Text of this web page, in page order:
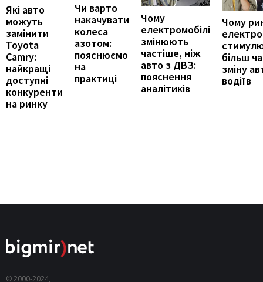
Які авто
можуть
замінити
Toyota
Camry:
найкращі
доступні
конкуренти
на ринку
Чи варто
накачувати
колеса
азотом:
пояснюємо
на
практиці
Чому
електромобілі
змінюють
частіше, ніж
авто з ДВЗ:
пояснення
аналітиків
Чому
більш
зміну
водіїв
© 2000-2024,